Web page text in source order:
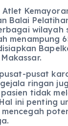
Atlet
Balai
wilayah
menampung
pusat
ringan
tidak
ini penting